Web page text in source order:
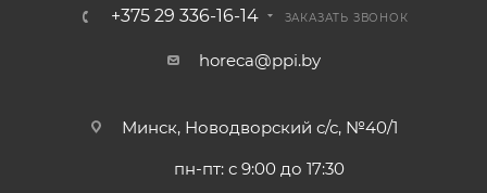
+375 29 336-16-14 ЗАКАЗАТЬ ЗВОНОК
horeca@ppi.by
Минск, Новодворский с/с, №40/1
пн-пт: с 9:00 до 17:30